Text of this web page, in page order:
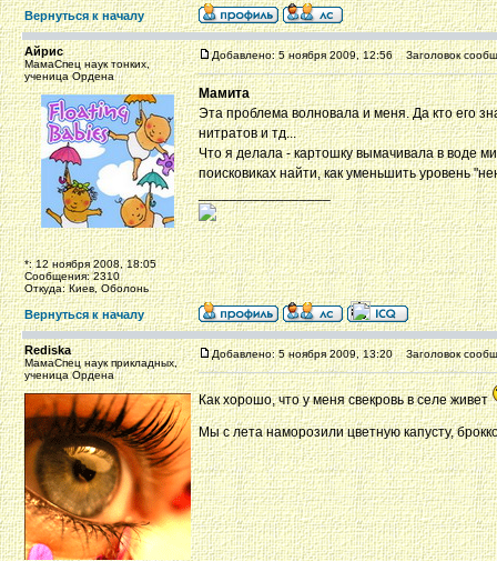
Вернуться к началу
Айрис
МамаСпец наук тонких,
ученица Ордена
*: 12 ноября 2008, 18:05
Сообщения: 2310
Откуда: Киев, Оболонь
Добавлено: 5 ноября 2009, 12:56 Заголовок
Мамита
Эта проблема волновала и меня. Да кто его
нитратов и тд...
Что я делала - картошку вымачивала в воде
поисковиках найти, как уменьшить уровень
_________________
Вернуться к началу
Rediska
МамаСпец наук прикладных,
ученица Ордена
Добавлено: 5 ноября 2009, 13:20 Заголовок
Как хорошо, что у меня свекровь в селе живет
Мы с лета наморозили цветную капусту,